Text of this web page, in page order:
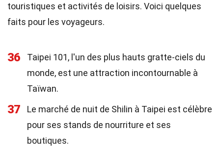
touristiques et activités de loisirs. Voici quelques
faits pour les voyageurs.
36
Taipei 101, l'un des plus hauts gratte-ciels du
monde, est une attraction incontournable à
Taïwan.
37
Le marché de nuit de Shilin à Taipei est célèbre
pour ses stands de nourriture et ses
boutiques.